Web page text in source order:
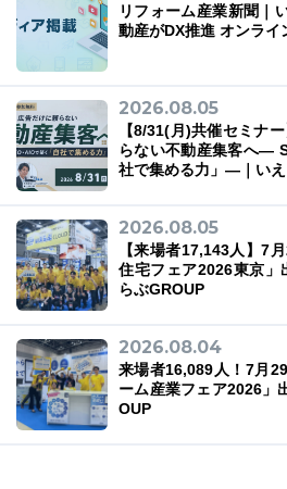
リフォーム産業新聞｜
動産がDX推進 オンラ
2026.08.05
【8/31(月)共催セミナ
らない不動産集客へ―
社で集める力」―｜い
2026.08.05
【来場者17,143人】7
住宅フェア2026東京」
らぶGROUP
2026.08.04
来場者16,089人！7月
ーム産業フェア2026」
OUP